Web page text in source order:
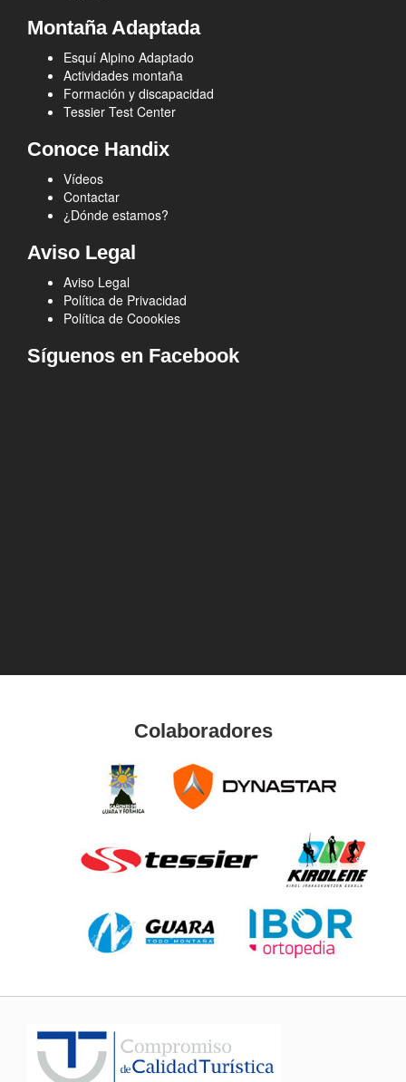
Montaña Adaptada
Esquí Alpino Adaptado
Actividades montaña
Formación y discapacidad
Tessier Test Center
Conoce Handix
Vídeos
Contactar
¿Dónde estamos?
Aviso Legal
Aviso Legal
Política de Privacidad
Política de Coookies
Síguenos en Facebook
Colaboradores